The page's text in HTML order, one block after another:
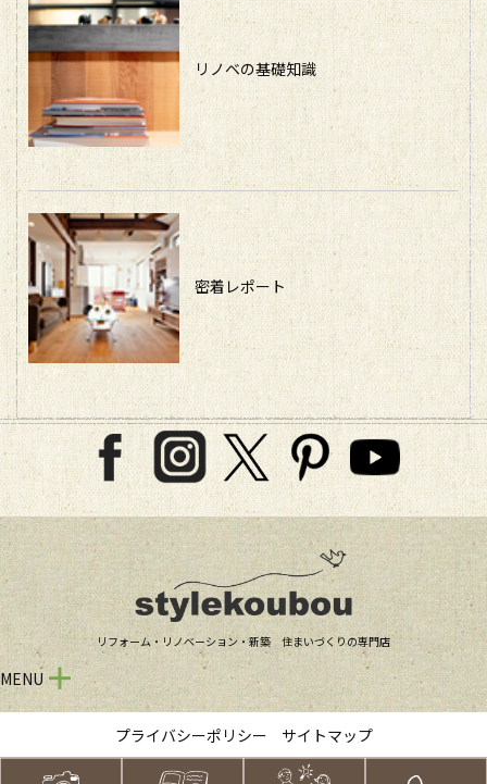
リノベの基礎知識
密着レポート
リフォーム・リノベーション・新築 住まいづくりの専門店
MENU
プライバシーポリシー サイトマップ